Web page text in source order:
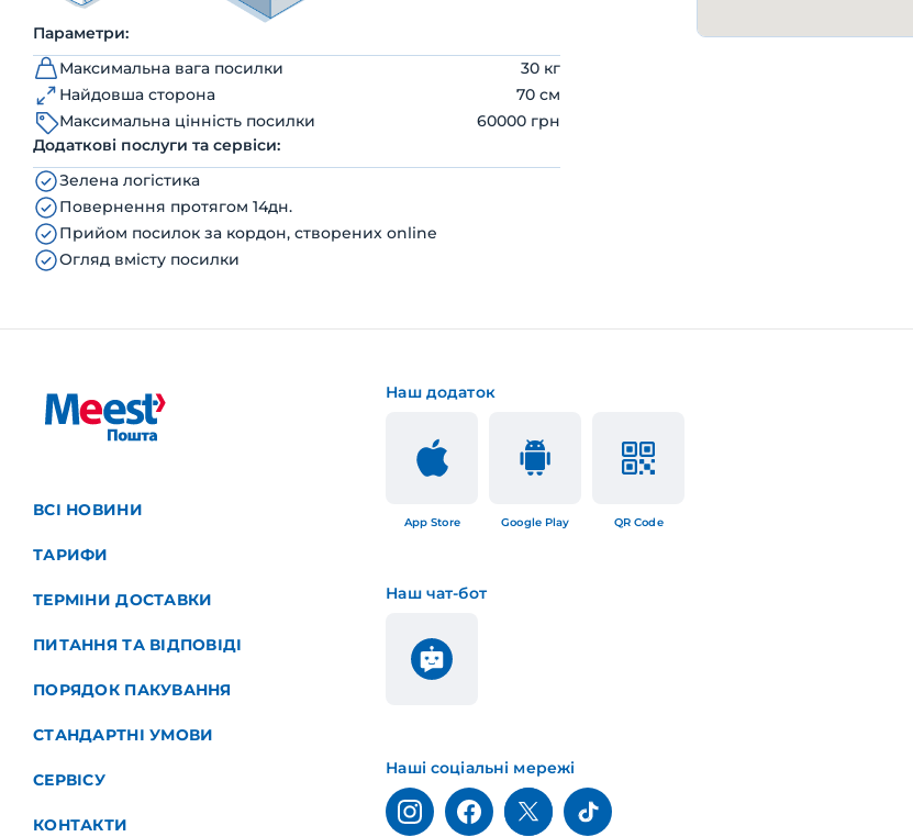
Параметри:
Максимальна вага посилки
30 кг
Найдовша сторона
70 см
Максимальна цінність посилки
60000 грн
Додаткові послуги та сервіси:
Зелена логістика
Повернення протягом 14дн.
Прийом посилок за кордон, створених online
Огляд вмісту посилки
ВСІ НОВИНИ
ТАРИФИ
ТЕРМІНИ ДОСТАВКИ
ПИТАННЯ ТА ВІДПОВІДІ
ПОРЯДОК ПАКУВАННЯ
СТАНДАРТНІ УМОВИ
СЕРВІСУ
КОНТАКТИ
Наш додаток
App Store Google Play QR Code
Наш чат-бот
Наші соціальні мережі